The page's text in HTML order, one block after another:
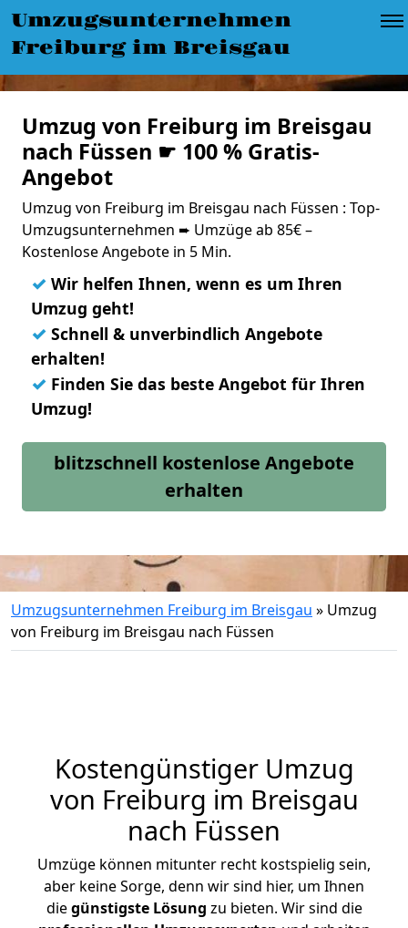
Umzugsunternehmen
Freiburg im Breisgau
Umzug von Freiburg im Breisgau
nach Füssen ☛ 100 % Gratis-
Angebot
Umzug von Freiburg im Breisgau nach Füssen : Top-
Umzugsunternehmen ➨ Umzüge ab 85€ –
Kostenlose Angebote in 5 Min.
✓ Wir helfen Ihnen, wenn es um Ihren
Umzug geht!
✓ Schnell & unverbindlich Angebote
erhalten!
✓ Finden Sie das beste Angebot für Ihren
Umzug!
blitzschnell kostenlose Angebote
erhalten
Umzugsunternehmen Freiburg im Breisgau » Umzug
von Freiburg im Breisgau nach Füssen
Kostengünstiger Umzug
von Freiburg im Breisgau
nach Füssen
Umzüge können mitunter recht kostspielig sein,
aber keine Sorge, denn wir sind hier, um Ihnen
diegünstigste Lösung zu bieten. Wir sind die